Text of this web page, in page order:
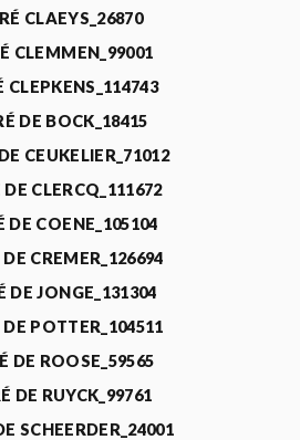
CLAEYS_26870
CLEMMEN_99001
CLEPKENS_114743
DE BOCK_18415
CEUKELIER_71012
CLERCQ_111672
DE COENE_105104
CREMER_126694
DE JONGE_131304
POTTER_104511
DE ROOSE_59565
DE RUYCK_99761
SCHEERDER_24001